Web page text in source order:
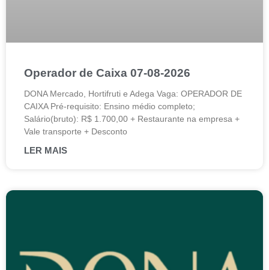
Operador de Caixa 07-08-2026
DONA Mercado, Hortifruti e Adega Vaga: OPERADOR DE
CAIXA Pré-requisito: Ensino médio completo;
Salário(bruto): R$ 1.700,00 + Restaurante na empresa +
Vale transporte + Desconto
LER MAIS